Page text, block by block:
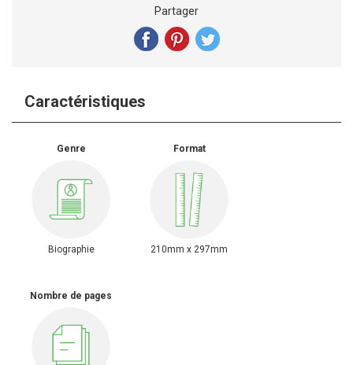
Partager
Caractéristiques
Genre
Biographie
Format
210mm x 297mm
Nombre de pages